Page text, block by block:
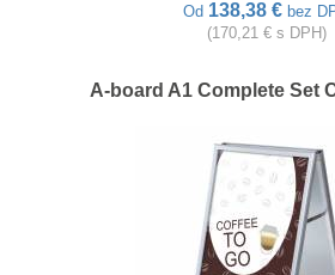
Od 138,38 € bez
(170,21 € s DPH)
A-board A1 Complete Set